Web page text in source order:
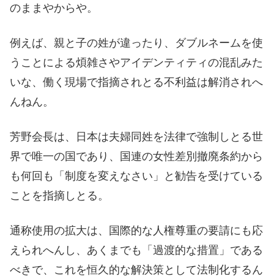
のままやからや。
例えば、親と子の姓が違ったり、ダブルネームを使
うことによる煩雑さやアイデンティティの混乱みた
いな、働く現場で指摘されとる不利益は解消されへ
んねん。
芳野会長は、日本は夫婦同姓を法律で強制しとる世
界で唯一の国であり、国連の女性差別撤廃条約から
も何回も「制度を変えなさい」と勧告を受けている
ことを指摘しとる。
通称使用の拡大は、国際的な人権尊重の要請にも応
えられへんし、あくまでも「過渡的な措置」である
べきで、これを恒久的な解決策として法制化するん